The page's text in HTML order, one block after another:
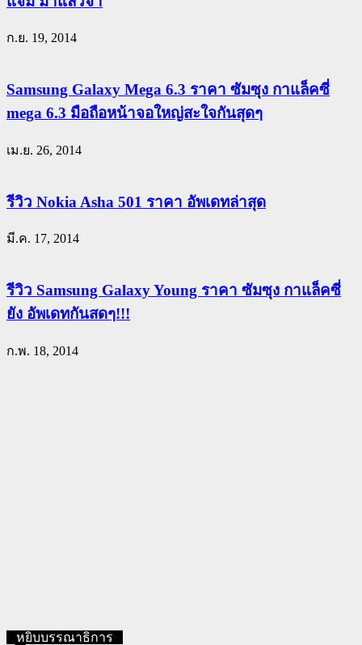
ก.ย. 19, 2014
Samsung Galaxy Mega 6.3 ราคา ซัมซุง กาแล็คซี่
mega 6.3 มือถือหน้าจอใหญ่สะใจกันสุดๆ
เม.ย. 26, 2014
รีวิว Nokia Asha 501 ราคา อัพเดทล่าสุด
มี.ค. 17, 2014
รีวิว Samsung Galaxy Young ราคา ซัมซุง กาแล็คซี่
ยัง อัพเดทกันสดๆ!!!
ก.พ. 18, 2014
หยิบบรรณาธิการ